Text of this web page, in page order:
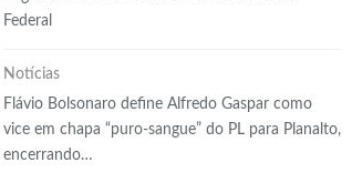
Federal
Notícias
Flávio Bolsonaro define Alfredo Gaspar como
vice em chapa “puro-sangue” do PL para Planalto,
encerrando…